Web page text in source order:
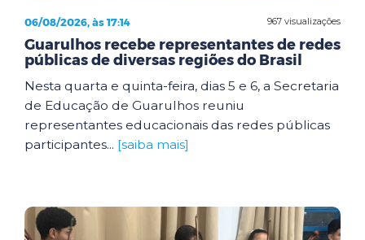
967 visualizações
06/08/2026, às 17:14
Guarulhos recebe representantes de redes
públicas de diversas regiões do Brasil
Nesta quarta e quinta-feira, dias 5 e 6, a Secretaria
de Educação de Guarulhos reuniu
representantes educacionais das redes públicas
participantes... [saiba mais]